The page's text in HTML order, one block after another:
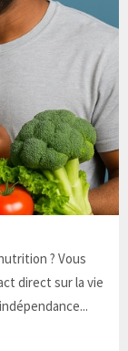
? Vous
direct sur la vie